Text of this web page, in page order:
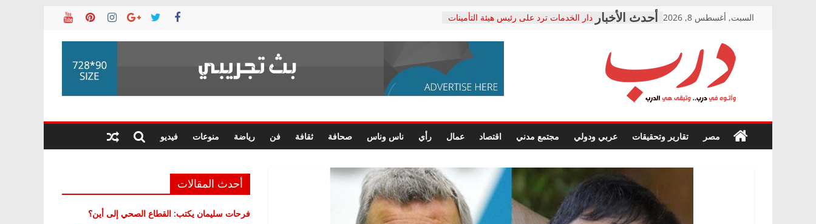
السبت, أغسطس 8, 2026
دار الخدمات ترد على رئيس هيئة التأمينات
معاناة أصحاب المعاشات.. ونطالب بكشف
فرحات سليمان يكتب: القطاع الصحي إلى
حزب التحالف الشعبي يطلق لجنة “الحق
صور .. اعتماد الرسومات النهائية للقرار
الوزاري لمدينة الصحفيين.. وانتهاء أعمال
إنشاء المبنى الإداري
متابعة قضية الدكتور محمد زهران.. ويؤكد:
قرينة البراءة وضمانات المحاكمة العادلة
حق أصيل
درب
في
درب..
مصر تقارير وتحقيقات عربي ودولي مجتمع مدني اقتصاد عمال رأي ناس وناس صحافة ثقافة فن رياضة منوعات فيديو
أحدث المقالات
فرحات سليمان يكتب: القطاع الصحي إلى أين؟